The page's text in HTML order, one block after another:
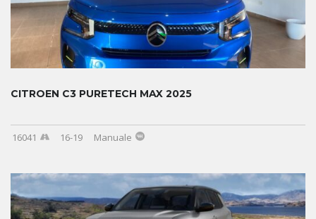
CITROEN C3 PURETECH MAX 2025
16041 16-19 Manuale